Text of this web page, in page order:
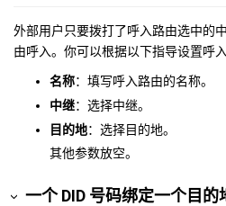
外部用户只要拨打了呼入路由选中的
由呼入。你可以根据以下指导设置呼入
名称：填写呼入路由的名称。
中继：选择中继。
目的地：选择目的地。
其他参数放空。
一个 DID 号码绑定一个目的